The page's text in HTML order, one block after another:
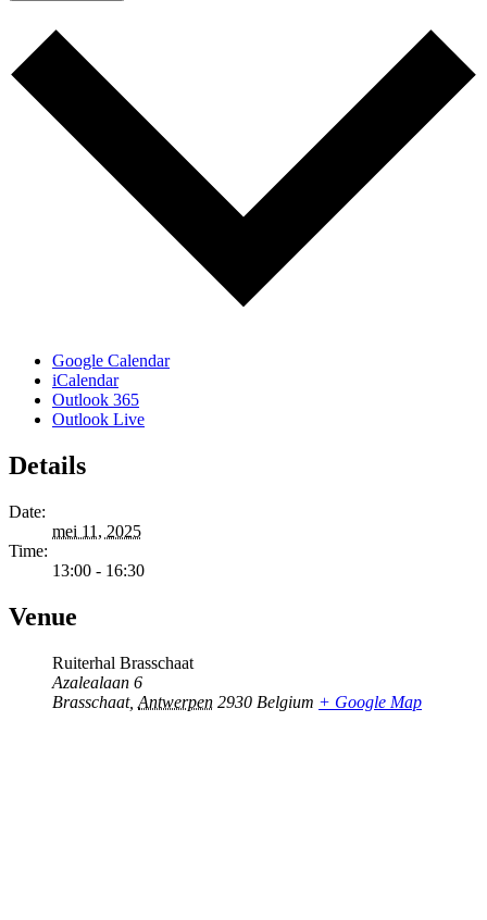
Google Calendar
iCalendar
Outlook 365
Outlook Live
Details
Date:
mei 11, 2025
Time:
13:00 - 16:30
Venue
Ruiterhal Brasschaat
Azalealaan 6
Brasschaat, Antwerpen 2930 Belgium + Google Map